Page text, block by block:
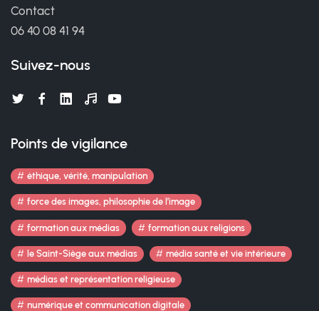
Contact
06 40 08 41 94
Suivez-nous
Points de vigilance
éthique, vérité, manipulation
force des images, philosophie de l’image
formation aux médias formation aux religions
le Saint-Siège aux médias média santé et vie intérieure
médias et représentation religieuse
numérique et communication digitale